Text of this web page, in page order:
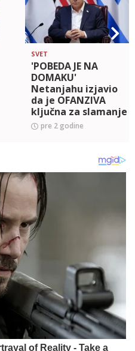
SVET
'POBEDA JE NA
DOMAKU'
Netanjahu izjavio
da je OFANZIVA
ključna za slamanje
Hamasa, pa OBEĆAO
da će izraelska
"bezbedan prolaz
pre 2 godine